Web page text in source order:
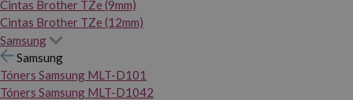
Cintas Brother TZe (9mm)
Cintas Brother TZe (12mm)
Samsung
Samsung
Tóners Samsung MLT-D101
Tóners Samsung MLT-D1042